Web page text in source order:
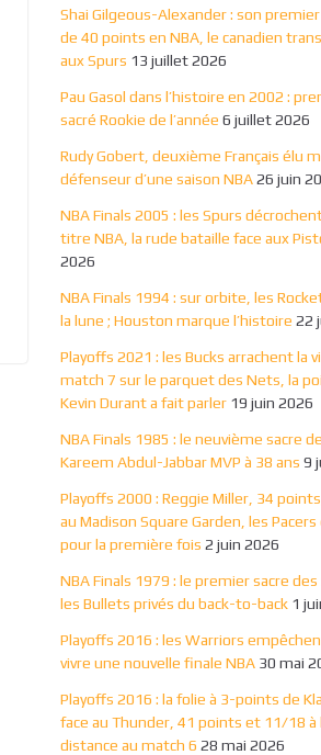
Shai Gilgeous-Alexander : son
de 40 points en NBA, le canadien
aux Spurs 13 juillet 2026
Pau Gasol dans l’histoire en 2002 :
sacré Rookie de l’année 6 juillet 2026
Rudy Gobert, deuxième Français élu
défenseur d’une saison NBA26 juin
NBA Finals 2005 : les Spurs
titre NBA, la rude bataille face aux
2026
NBA Finals 1994 : sur orbite, les
la lune ; Houston marque l’histoire 22
Playoffs 2021 : les Bucks arrachent la
match 7 sur le parquet des Nets, la
Kevin Durant a fait parler 19 juin 2026
NBA Finals 1985 : le neuvième sacre
Kareem Abdul-Jabbar MVP à 38 ans 9
Playoffs 2000 : Reggie Miller, 34
au Madison Square Garden, les
pour la première fois 2 juin 2026
NBA Finals 1979 : le premier sacre des
les Bullets privés du back-to-back 1
Playoffs 2016 : les Warriors
vivre une nouvelle finale NBA 30 mai
Playoffs 2016 : la folie à 3-points de
face au Thunder, 41 points et 11/18 à
distance au match 6 28 mai 2026